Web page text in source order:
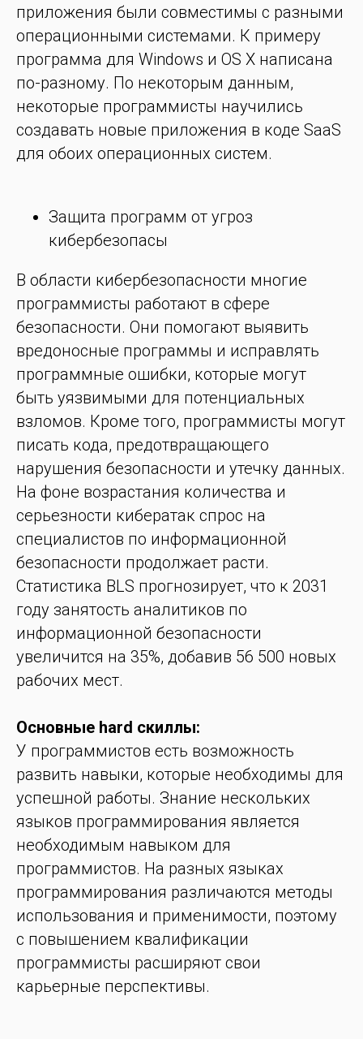
приложения были совместимы с разными
операционными системами. К примеру
программа для Windows и OS X написана
по-разному. По некоторым данным,
некоторые программисты научились
создавать новые приложения в коде SaaS
для обоих операционных систем.
Защита программ от угроз
кибербезопасы
В области кибербезопасности многие
программисты работают в сфере
безопасности. Они помогают выявить
вредоносные программы и исправлять
программные ошибки, которые могут
быть уязвимыми для потенциальных
взломов. Кроме того, программисты могут
писать кода, предотвращающего
нарушения безопасности и утечку данных.
На фоне возрастания количества и
серьезности кибератак спрос на
специалистов по информационной
безопасности продолжает расти.
Статистика BLS прогнозирует, что к 2031
году занятость аналитиков по
информационной безопасности
увеличится на 35%, добавив 56 500 новых
рабочих мест.
Основные hard скиллы:
У программистов есть возможность
развить навыки, которые необходимы для
успешной работы. Знание нескольких
языков программирования является
необходимым навыком для
программистов. На разных языках
программирования различаются методы
использования и применимости, поэтому
с повышением квалификации
программисты расширяют свои
карьерные перспективы.